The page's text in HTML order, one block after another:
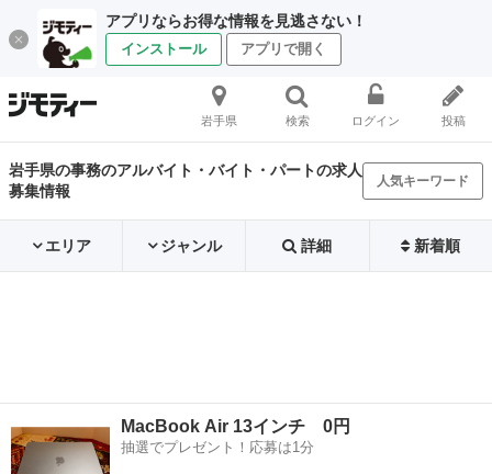
アプリならお得な情報を見逃さない！
インストール アプリで開く
岩手県 検索 ログイン 投稿
岩手県の事務のアルバイト・バイト・パートの求人
募集情報
人気キーワード
エリア ジャンル 詳細 新着順
MacBook Air 13インチ 0円
抽選でプレゼント！応募は1分